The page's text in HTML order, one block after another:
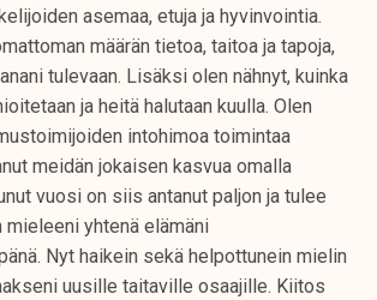
asemaa, etuja ja hyvinvointia.
määrän tietoa, taitoa ja tapoja,
tulevaan. Lisäksi olen nähnyt, kuinka
ja heitä halutaan kuulla. Olen
intohimoa toimintaa
meidän jokaisen kasvua omalla
vuosi on siis antanut paljon ja tulee
mieleeni yhtenä elämäni
Nyt haikein sekä helpottunein mielin
uusille taitaville osaajille. Kiitos